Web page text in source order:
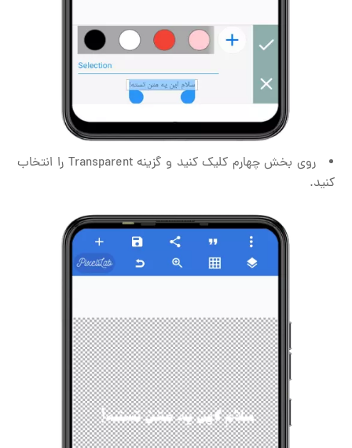
روی بخش چهارم کلیک کنید و گزینه Transparent را انتخاب
کنید.